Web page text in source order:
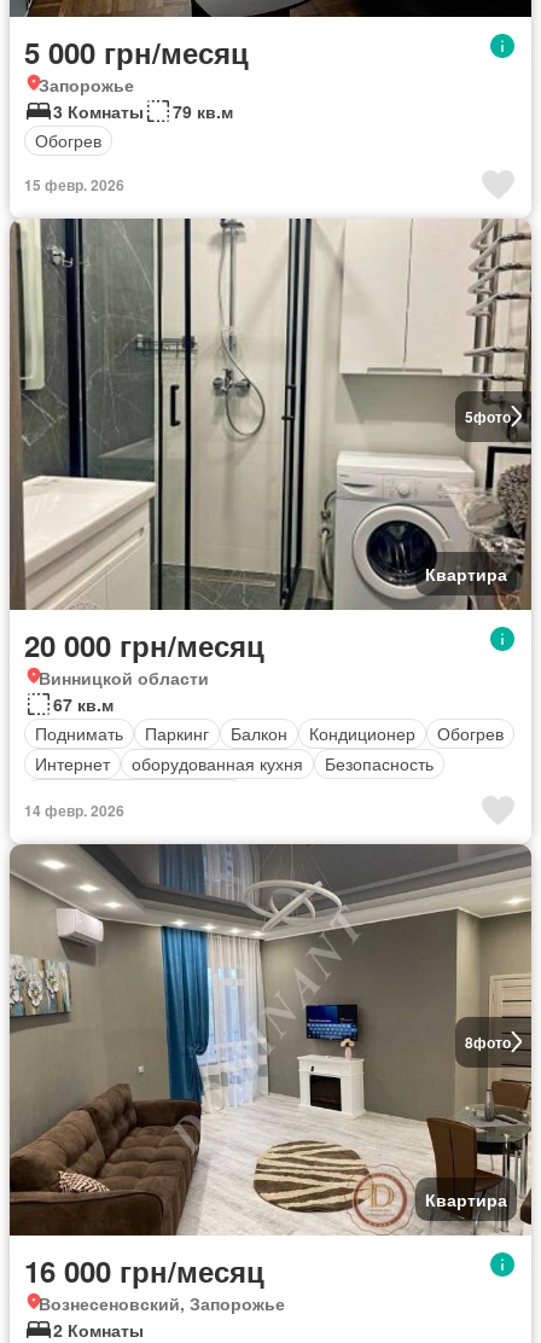
5 000 грн/месяц
Запорожье
3 Комнаты
79 кв.м
Обогрев
15 февр. 2026
5фото
Квартира
20 000 грн/месяц
Винницкой области
67 кв.м
Поднимать
Паркинг Балкон Кондиционер
Обогрев
Интернет
оборудованная кухня
Безопасность
14 февр. 2026
8фото
Квартира
16 000 грн/месяц
Вознесеновский, Запорожье
2 Комнаты